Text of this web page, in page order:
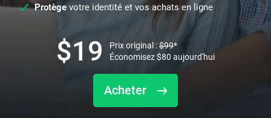
Protège votre identité et vos achats en ligne
Acheter
$19 Prix original :$99*
Économisez$80 aujourd'hui